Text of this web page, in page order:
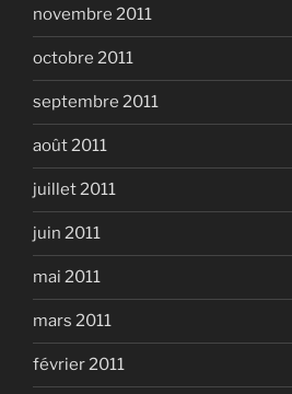
novembre 2011
octobre 2011
septembre 2011
août 2011
juillet 2011
juin 2011
mai 2011
mars 2011
février 2011